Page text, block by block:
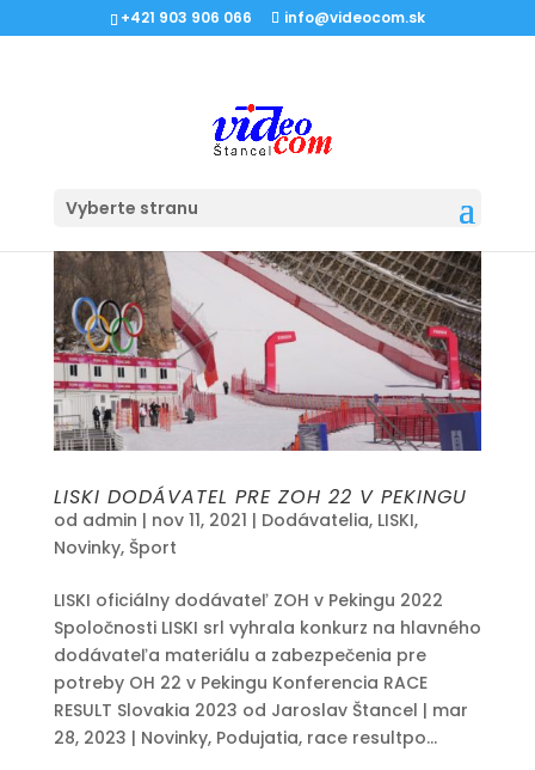
+421 903 906 066 info@videocom.sk
Vyberte stranu
LISKI DODÁVATEL PRE ZOH 22 V PEKINGU
od admin | nov 11, 2021 | Dodávatelia, LISKI,
Novinky, Šport
LISKI oficiálny dodávateľ ZOH v Pekingu 2022
Spoločnosti LISKI srl vyhrala konkurz na hlavného
dodávateľa materiálu a zabezpečenia pre
potreby OH 22 v Pekingu Konferencia RACE
RESULT Slovakia 2023 od Jaroslav Štancel | mar
28, 2023 | Novinky, Podujatia, race resultpo...